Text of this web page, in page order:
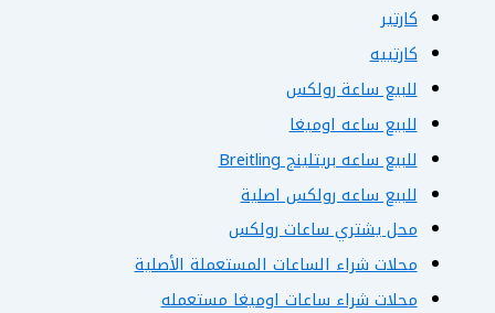
كارتير
كارتييه
للبيع ساعة رولكس
للبيع ساعه اوميغا
للبيع ساعه بريتلينج Breitling
للبيع ساعه رولكس اصلية
محل يشتري ساعات رولكس
محلات شراء الساعات المستعملة الأصلية
محلات شراء ساعات اوميغا مستعمله